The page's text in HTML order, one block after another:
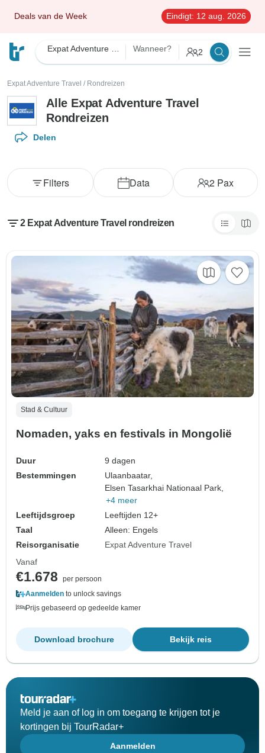
Deals van de Week Eindigt: 12 aug. 2026
Wanneer? 2
Expat Adventure Travel / Rondreizen
Alle Expat Adventure Travel
Rondreizen
Delen
Data 2 Pax
Filters
2 Expat Adventure Travel rondreizen
Stad & Cultuur
Nomaden, yaks en festivals in Mongolië
Duur
9 dagen
Bestemmingen
Ulaanbaatar,
Elsen Tasarkhai Nationaal Park,
+4 meer
Leeftijdsgroep
Leeftijden 12+
Taal
Alleen: Engels
Reisorganisatie
Expat Adventure Travel
Vanaf
€1.678
per persoon
Aanmelden to unlock savings
Prijs gebaseerd op gedeelde kamer
Bekijk reis
Download brochure
Meld je aan of log in om toegang te krijgen tot je
kortingen bij TourRadar+
Aanmelden